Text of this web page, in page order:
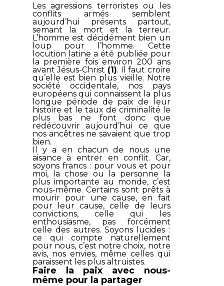
Les agressions terroristes ou les
conflits armés semblent
aujourd’hui présents partout,
semant la mort et la terreur.
L’homme est décidément bien un
loup pour l’homme. Cette
locution latine a été publiée pour
la première fois environ 200 ans
avant Jésus-Christ (1). Il faut croire
qu’elle est bien plus vieille. Notre
société occidentale, nos pays
européens qui connaissent la plus
longue période de paix de leur
histoire et le taux de criminalité le
plus bas ne font donc que
redécouvrir aujourd’hui ce que
nos ancêtres ne savaient que trop
bien.
Il y a en chacun de nous une
aisance à entrer en conflit. Car,
soyons francs : pour vous et pour
moi, la chose ou la personne la
plus importante au monde, c’est
nous-même. Certains sont prêts à
mourir pour une cause, en fait
pour leur cause, celle de leurs
convictions, celle qui les
enthousiasme, pas forcément
celle des autres. Soyons lucides :
ce qui compte naturellement
pour nous, c’est notre choix, notre
avis, nos envies, même celles qui
paraissent les plus altruistes.
Faire la paix avec nous-
même pour la partager